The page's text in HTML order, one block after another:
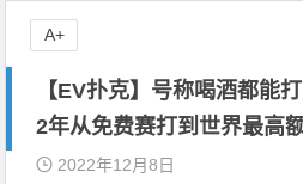
【EV扑克】号称喝酒都能
2年从免费赛打到世界最高
2022年12月8日
A+